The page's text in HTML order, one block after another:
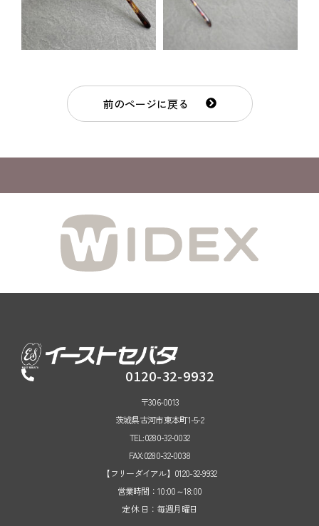
前のページに戻る
0120-32-9932
〒306-0013
茨城県古河市東本町1-5-2
TEL:0280-32-0032
FAX:0280-32-0038
【フリーダイアル】0120-32-9932
営業時間：10:00～18:00
定 休 日：毎週月曜日